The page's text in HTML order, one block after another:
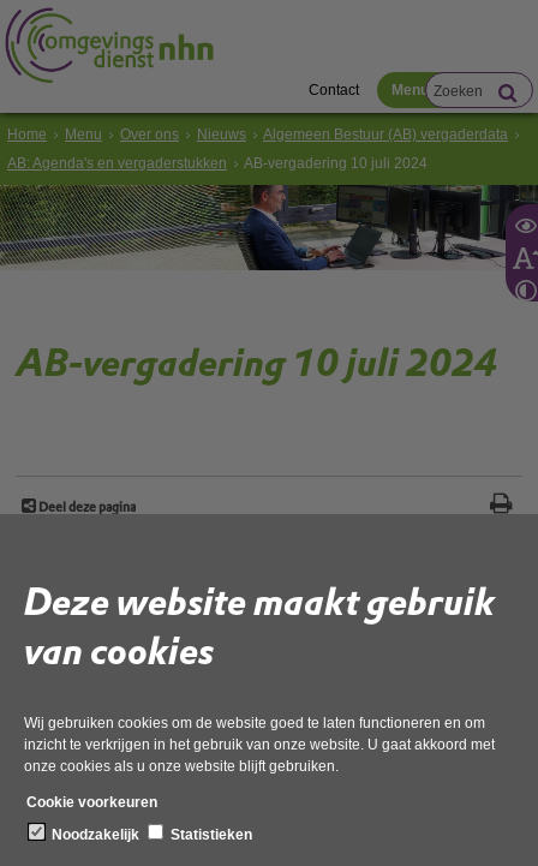
Deze website maakt gebruik
van cookies
Wij gebruiken cookies om de website goed te laten functioneren en om
inzicht te verkrijgen in het gebruik van onze website. U gaat akkoord met
onze cookies als u onze website blijft gebruiken.
Cookie voorkeuren
Noodzakelijk
Statistieken
Contact Menu
Home Menu Over ons Nieuws
Algemeen Bestuur (AB) vergaderdata
AB: Agenda's en vergaderstukken
AB-vergadering 10 juli 2024
AB-vergadering 10 juli 2024
Deel deze pagina
AGENDA OD NHN vergadering Algemeen Bestuur 10 juli 2024
08 juli 2024,pdf, 95kB
1b1 20240329 Aanbiedingsbrief Regietafel NHN Wgr
08 juli 2024,
pdf, 216kB